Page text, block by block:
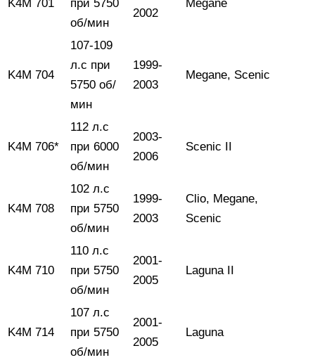
K4M 701
при 5750
об/мин
2002
Megane
K4M 704
107-109
л.с при
5750 об/
мин
1999-
2003
Megane, Scenic
K4M 706*
112 л.с
при 6000
об/мин
2003-
2006
Scenic II
K4M 708
102 л.с
при 5750
об/мин
1999-
2003
Clio, Megane,
Scenic
K4M 710
110 л.с
при 5750
об/мин
2001-
2005
Laguna II
K4M 714
107 л.с
при 5750
об/мин
2001-
2005
Laguna